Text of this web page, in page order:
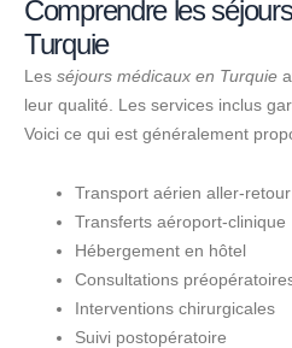
Comprendre les
Turquie
Les séjours médicaux en Turquie
leur qualité. Les services inclus
Voici ce qui est généralement
Transport aérien aller-retour
Transferts aéroport-clinique
Hébergement en hôtel
Consultations
Interventions chirurgicales
Suivi postopératoire